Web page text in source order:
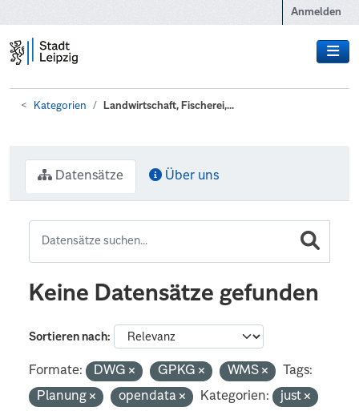
Anmelden
Kategorien Landwirtschaft, Fischerei,...
Datensätze Über uns
Keine Datensätze gefunden
Sortieren nach
Formate: DWG GPKG WMS
Tags:
Planung
opendata Kategorien:
just